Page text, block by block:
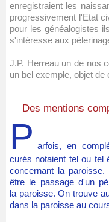
enregistraient les
progressivement l'Etat
pour les généalogistes
s'intéresse aux
J.P. Herreau un de nos
un bel exemple, objet de
Des mentions
P arfois, en
curés notaient tel ou tel
concernant la
être le passage d'un
la paroisse. On trouve
dans la paroisse au